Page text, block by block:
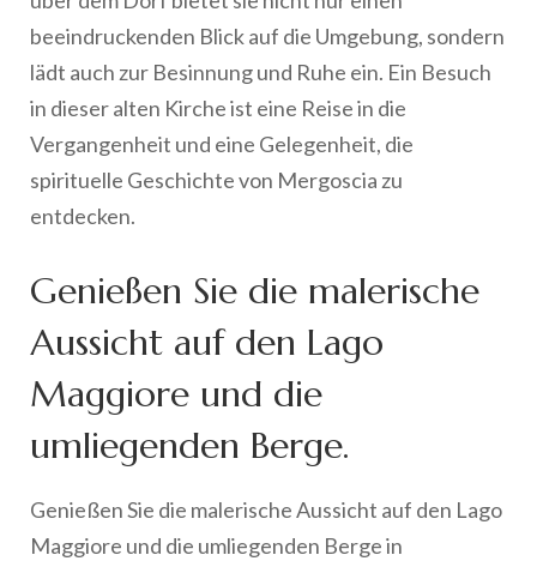
beeindruckenden Blick auf die Umgebung, sondern
lädt auch zur Besinnung und Ruhe ein. Ein Besuch
in dieser alten Kirche ist eine Reise in die
Vergangenheit und eine Gelegenheit, die
spirituelle Geschichte von Mergoscia zu
entdecken.
Genießen Sie die malerische
Aussicht auf den Lago
Maggiore und die
umliegenden Berge.
Genießen Sie die malerische Aussicht auf den Lago
Maggiore und die umliegenden Berge in